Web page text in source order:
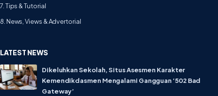
7. Tips & Tutorial
8. News, Views & Advertorial
LATEST NEWS
Dikeluhkan Sekolah, Situs Asesmen Karakter
Kemendikdasmen Mengalami Gangguan ‘502 Bad
Gateway’